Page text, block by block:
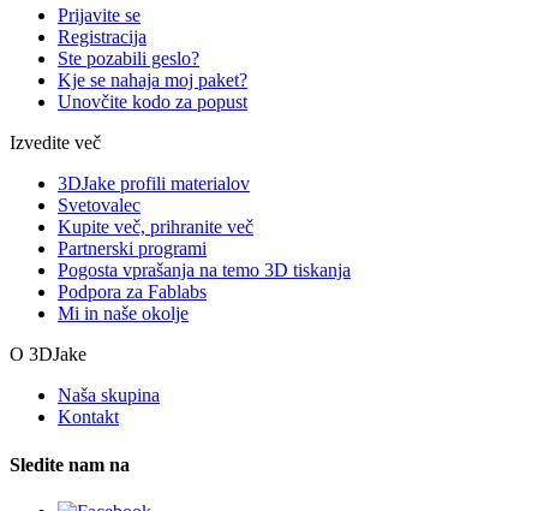
Prijavite se
Registracija
Ste pozabili geslo?
Kje se nahaja moj paket?
Unovčite kodo za popust
Izvedite več
3DJake profili materialov
Svetovalec
Kupite več, prihranite več
Partnerski programi
Pogosta vprašanja na temo 3D tiskanja
Podpora za Fablabs
Mi in naše okolje
O 3DJake
Naša skupina
Kontakt
Sledite nam na